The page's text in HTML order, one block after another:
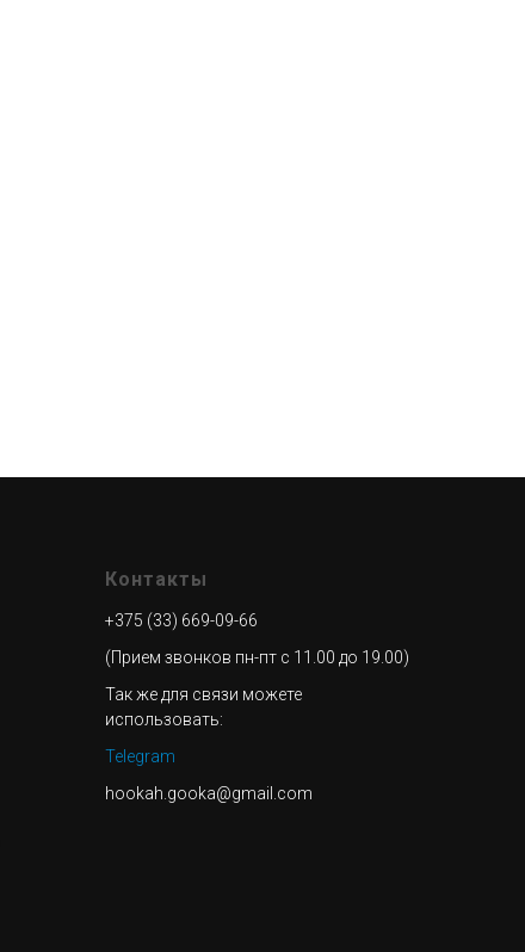
Контакты
+375 (33) 669-09-66
(Прием звонков пн-пт с 11.00 до 19.00)
Так же для связи можете
использовать:
Telegram
hookah.gooka@gmail.com